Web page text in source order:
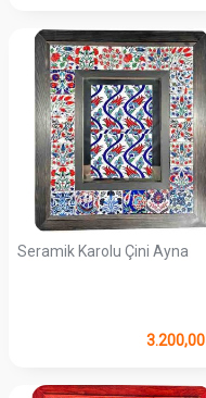
Seramik Karolu Çini Ayna
3.200,00